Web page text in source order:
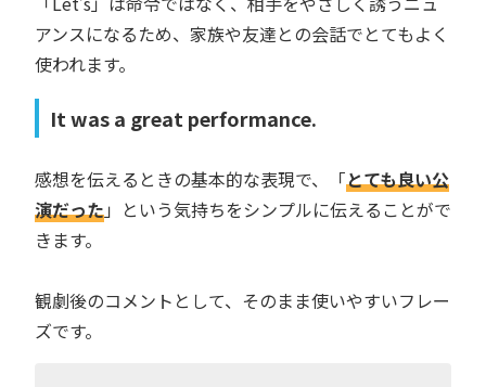
アンスになるため、家族や友達との会話でとてもよく
使われます。
It was a great performance.
感想を伝えるときの基本的な表現で、「とても良い公
演だった」という気持ちをシンプルに伝えることがで
きます。
観劇後のコメントとして、そのまま使いやすいフレー
ズです。